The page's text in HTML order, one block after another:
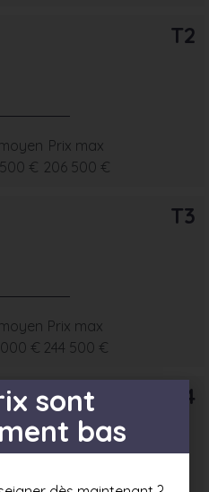
T2
€
Prix max
206 500 €
T3
€
Prix max
244 500 €
T4
sont
bas